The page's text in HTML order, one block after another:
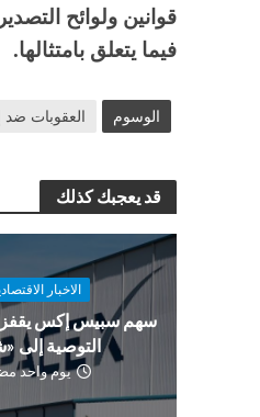
قوانين ولوائح
فيما يتعلق بامتثالها.
الوسوم العقوبات ضد
قد يعجبك كذلك
الاخبار
التوصية إلى
يوم واحد